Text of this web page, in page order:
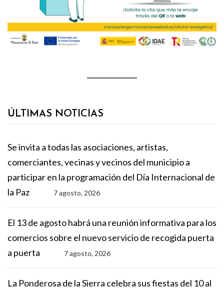
ÚLTIMAS NOTICIAS
Se invita a todas las asociaciones, artistas,
comerciantes, vecinas y vecinos del municipio a
participar en la programación del Día Internacional de
la Paz
7 agosto, 2026
El 13 de agosto habrá una reunión informativa para los
comercios sobre el nuevo servicio de recogida puerta
a puerta
7 agosto, 2026
La Ponderosa de la Sierra celebra sus fiestas del 10 al